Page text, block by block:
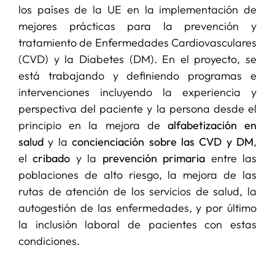
los países de la UE en la implementación de
mejores prácticas para la prevención y
tratamiento de Enfermedades Cardiovasculares
(CVD) y la Diabetes (DM). En el proyecto, se
está trabajando y definiendo programas e
intervenciones incluyendo la experiencia y
perspectiva del paciente y la persona desde el
principio en la mejora de alfabetización en
saludy la concienciación sobre las CVD y DM,
elcribado y la prevención primaria entre las
poblaciones de alto riesgo, la mejora de las
rutas de atención de los servicios de salud, la
autogestión de las enfermedades, y por último
la inclusión laboral de pacientes con estas
condiciones.